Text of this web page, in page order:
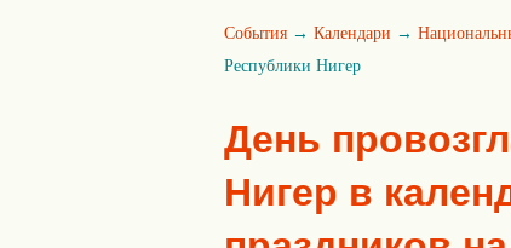
События → Календари →
Республики Нигер
День
Нигер в